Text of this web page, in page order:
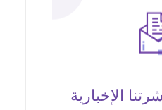
الإخبارية